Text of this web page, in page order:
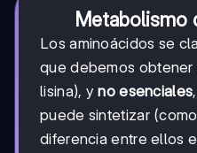
Metabolismo
Los aminoácidos se
que debemos
lisina), yno esenciales
puede sintetizar
diferencia entre ellos